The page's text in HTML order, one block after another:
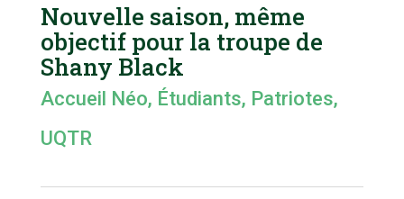
Nouvelle saison, même
objectif pour la troupe de
Shany Black
Accueil Néo, Étudiants, Patriotes,
UQTR